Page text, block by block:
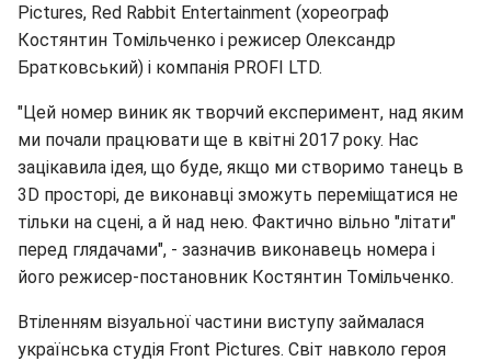
Pictures, Red Rabbit Entertainment (хореограф
Костянтин Томільченко і режисер Олександр
Братковський) і компанія PROFI LTD.
"Цей номер виник як творчий експеримент, над яким
ми почали працювати ще в квітні 2017 року. Нас
зацікавила ідея, що буде, якщо ми створимо танець в
3D просторі, де виконавці зможуть переміщатися не
тільки на сцені, а й над нею. Фактично вільно "літати"
перед глядачами", - зазначив виконавець номера і
його режисер-постановник Костянтин Томільченко.
Втіленням візуальної частини виступу займалася
українська студія Front Pictures. Світ навколо героя